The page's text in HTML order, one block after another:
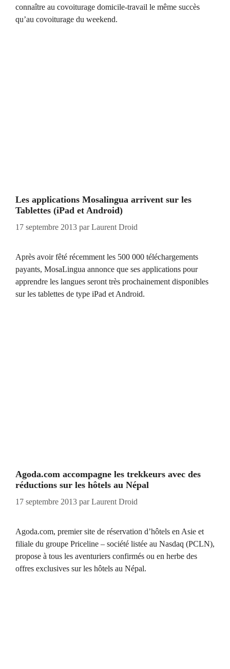
connaître au covoiturage domicile-travail le même succès
qu’au covoiturage du weekend.
Les applications Mosalingua arrivent sur les
Tablettes (iPad et Android)
17 septembre 2013 parLaurent Droid
Après avoir fêté récemment les 500 000 téléchargements
payants, MosaLingua annonce que ses applications pour
apprendre les langues seront très prochainement disponibles
sur les tablettes de type iPad et Android.
Agoda.com accompagne les trekkeurs avec des
réductions sur les hôtels au Népal
17 septembre 2013 parLaurent Droid
Agoda.com, premier site de réservation d’hôtels en Asie et
filiale du groupe Priceline – société listée au Nasdaq (PCLN),
propose à tous les aventuriers confirmés ou en herbe des
offres exclusives sur les hôtels au Népal.